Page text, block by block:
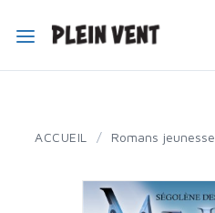
ACCUEIL / Romans jeunesse